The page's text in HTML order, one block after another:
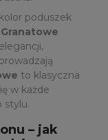
poduszek
Granatowe
to klasyczna
w każde
stylu.
– jak